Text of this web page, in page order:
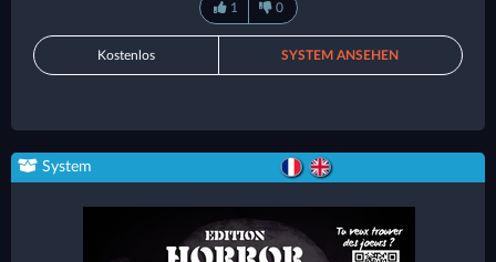
1 0
Kostenlos SYSTEM ANSEHEN
System